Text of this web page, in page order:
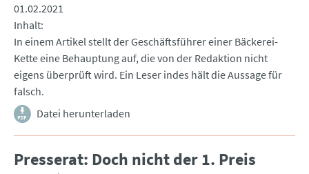
01.02.2021
Inhalt
In einem Artikel stellt der Geschäftsführer einer Bäckerei-
Kette eine Behauptung auf, die von der Redaktion nicht
eigens überprüft wird. Ein Leser indes hält die Aussage für
falsch.
Datei herunterladen
Presserat: Doch nicht der 1. Preis